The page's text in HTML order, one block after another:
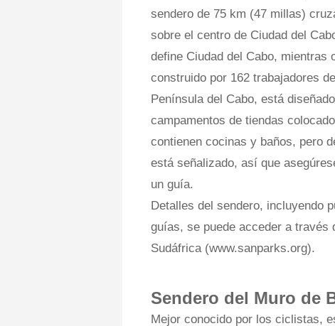
sendero de 75 km (47 millas)
sobre el centro de Ciudad del
define Ciudad del Cabo, mientras
construido por 162 trabajadores
Península del Cabo, está
campamentos de tiendas
contienen cocinas y baños, pero
está señalizado, así que
un guía.
Detalles del sendero, incluyendo
guías, se puede acceder a través
Sudáfrica (www.sanparks.org).
Sendero del Muro de
Mejor conocido por los ciclistas,